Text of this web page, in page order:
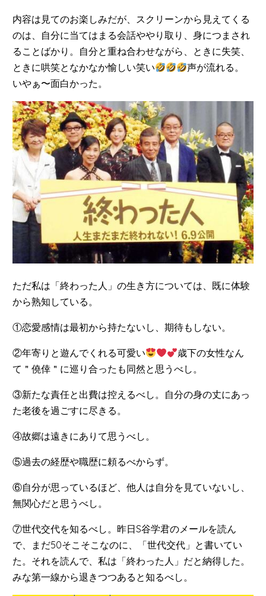
内容は見てのお楽しみだが、スクリーンから見えてくる
のは、自分に当てはまる会話ややり取り、身につまされ
ることばかり。自分と重ね合わせながら、ときに失笑、
ときに哄笑となかなか愉しい笑い
声が流れる。
いやぁ〜面白かった。
ただ私は「終わった人」の生き方については、既に体験
から熟知している。
①恋愛感情は最初から持たないし、期待もしない。
②年寄りと遊んでくれる可愛い
歳下の女性なん
て＂僥倖＂に巡り合ったも同然と思うべし。
③新たな責任と出費は控えるべし。自分の身の丈にあっ
た老後を過ごすに尽きる。
④故郷は遠きにありて思うべし。
⑤過去の経歴や職歴に頼るべからず。
⑥自分が思っているほど、他人は自分を見ていないし、
無関心だと思うべし。
⑦世代交代を知るべし。昨日S谷学君のメールを読ん
で、まだ50そこそこなのに、「世代交代」と書いてい
た。それを読んで、私は「終わった人」だと納得した。
みな第一線から退きつつあると知るべし。